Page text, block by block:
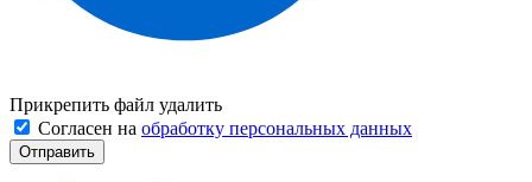
Прикрепить файл удалить
Согласен на обработку персональных данных